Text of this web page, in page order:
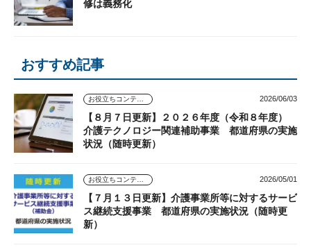
修は義務化
おすすめ記事
お役立ちコンテンツ 2026/06/03
【８月７日更新】２０２６年度（令和８年度）
介護テクノロジー関連補助事業 都道府県の実施
状況（随時更新）
お役立ちコンテンツ 2026/05/01
【７月１３日更新】介護事業所等に対するサービ
ス継続支援事業 都道府県の実施状況（随時更
新）